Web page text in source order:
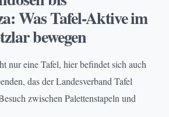
Was Tafel-Aktive im
bewegen
nur eine Tafel, hier befindet sich auch
das der Landesverband Tafel
zwischen Palettenstapeln und